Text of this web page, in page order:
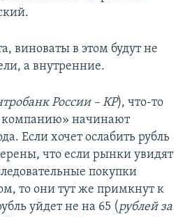
виноваты в этом будут не
а внутренние.
России – КР), что-то
компанию» начинают
Если хочет ослабить рубль
что если рынки увидят
покупки
то они тут же примкнут к
уйдет не на 65 (рублей за